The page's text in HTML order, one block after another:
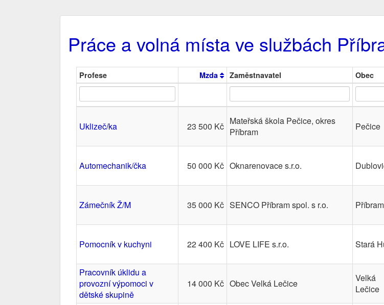
Práce a volná místa ve službách
Profese Mzda Zaměstnavatel Obec
Uklizeč/ka 23 500 Kč Mateřská škola Pečice, okres
Příbram
Pečice
Automechanik/čka 50 000 Kč Oknarenovace s.r.o.
Zámečník Ž/M 35 000 Kč SENCO Příbram spol. s r.o. Příbram
Pomocník v kuchyni 22 400 Kč LOVE LIFE s.r.o. Stará
Pracovník úklidu a
provozní výpomoci v
dětské skupině
14 000 Kč Obec Velká Lečice
Velká
Lečice